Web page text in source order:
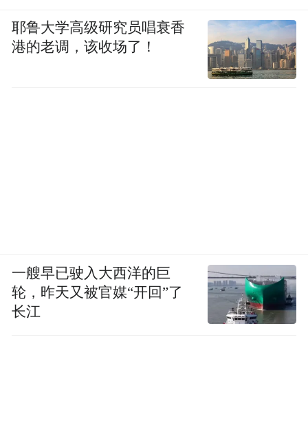
耶鲁大学高级研究员唱衰香
港的老调，该收场了！
一艘早已驶入大西洋的巨
轮，昨天又被官媒“开回”了
长江